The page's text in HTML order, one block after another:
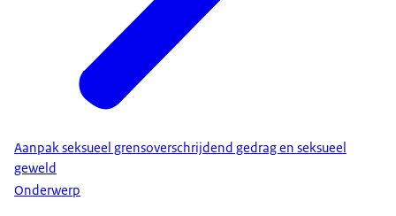
Aanpak seksueel grensoverschrijdend gedrag en seksueel
geweld
Onderwerp